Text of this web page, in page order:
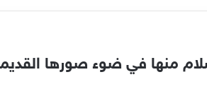
منها في ضوء صورها